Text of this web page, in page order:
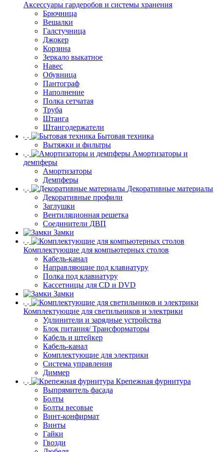
Аксессуары гардеробов и системы хранения
Брючница
Вешалки
Галстучница
Джокер
Корзина
Зеркало выкатное
Навес
Обувница
Пантограф
Наполнение
Полка сетчатая
Труба
Штанга
Штангодержатели
Бытовая техника
Вытяжки и фильтры
Амортизаторы и
демпферы
Амортизаторы
Демпферы
Декоративные материалы
Декоративные профили
Заглушки
Вентиляционная решетка
Соединители ДВП
Замки
Комплектующие для компьютерных столов
Кабель-канал
Направляющие под клавиатуру
Полка под клавиатуру
Кассетницы для CD и DVD
Замки
Комплектующие для светильников и электрики
Удлинители и зарядные устройства
Блок питания/ Трансформаторы
Кабель и штейкер
Кабель-канал
Комплектующие для электрики
Система управления
Диммер
Крепежная фурнитура
Выпрямитель фасада
Болты
Болты весовые
Винт-конфирмат
Винты
Гайки
Гвозди